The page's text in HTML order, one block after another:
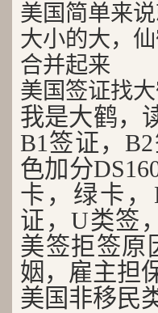
美国简单来说
大小的大，
合并起来
美国签证找大
我是大鹤，
B1签证，
色加分
卡，绿卡
证，U类签
美签拒签原
姻，雇主担
美国非移民